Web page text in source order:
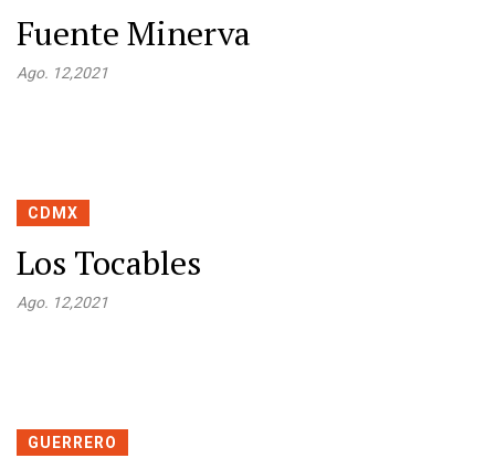
Fuente Minerva
Ago. 12,2021
CDMX
Los Tocables
Ago. 12,2021
GUERRERO